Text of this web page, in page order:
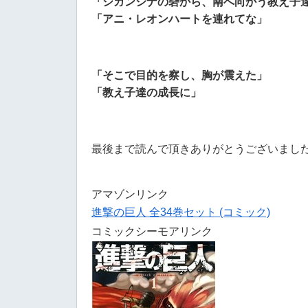
「アニ・レオンハートを連れてな」
「そこで目的を察し、胸が震えた」
「教え子達の成長に」
最後まで読んで頂きありがとうございました
アマゾンリンク
進撃の巨人 全34巻セット (コミック)
コミックシーモアリンク